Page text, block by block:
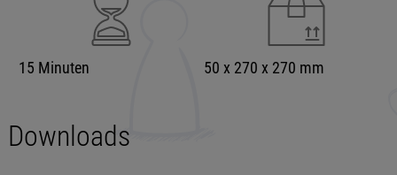
15 Minuten 50 x 270 x 270 mm
Downloads